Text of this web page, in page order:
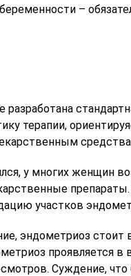
–
терапии,
у многих женщин
участков
эндометриоз
Суждение,